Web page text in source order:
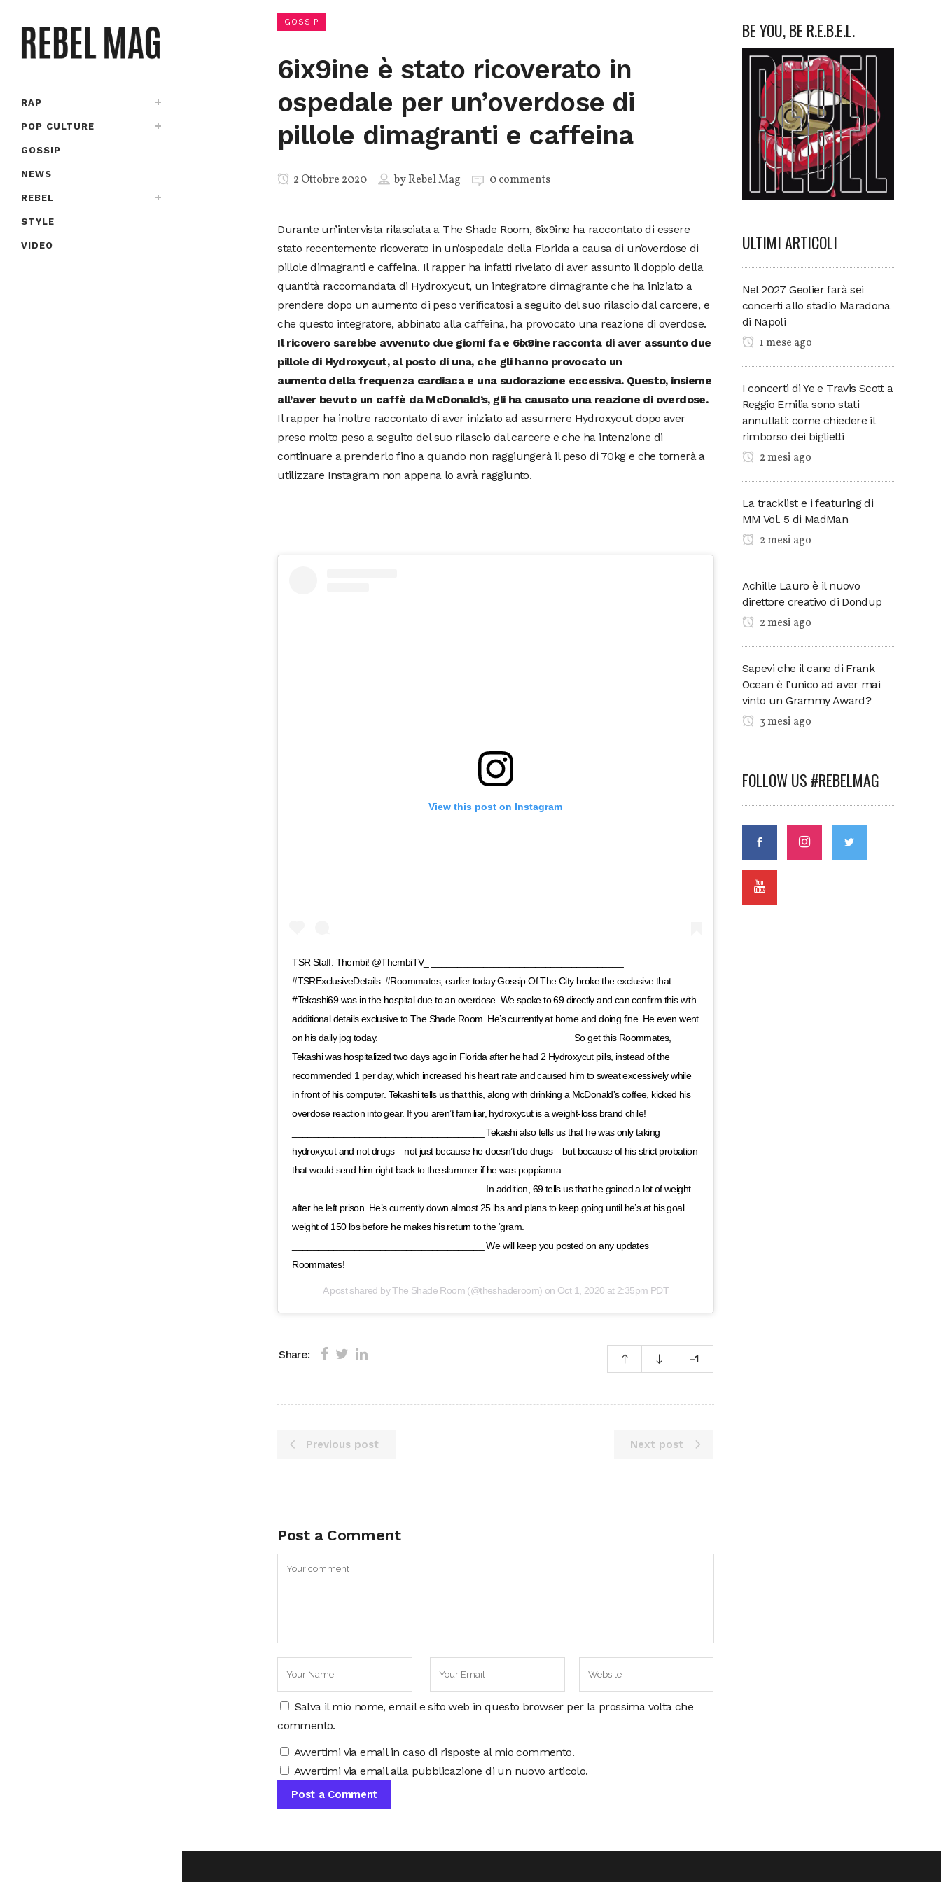
RAP
POP CULTURE
GOSSIP
NEWS
REBEL
STYLE
VIDEO
GOSSIP
6ix9ine è stato ricoverato in
ospedale per un’overdose di
pillole dimagranti e caffeina
2 Ottobre 2020 byRebel Mag 0 comments
Durante un’intervista rilasciata a The Shade Room, 6ix9ine ha raccontato di essere
stato recentemente ricoverato in un’ospedale della Florida a causa di un’overdose di
pillole dimagranti e caffeina. Il rapper ha infatti rivelato di aver assunto il doppio della
quantità raccomandata di Hydroxycut, un integratore dimagrante che ha iniziato a
prendere dopo un aumento di peso verificatosi a seguito del suo rilascio dal carcere, e
che questo integratore, abbinato alla caffeina, ha provocato una reazione di overdose.
Il ricovero sarebbe avvenuto due giorni fa e 6ix9ine racconta di aver assunto due
pillole di Hydroxycut, al posto di una, che gli hanno provocato un
aumento della frequenza cardiaca e una sudorazione eccessiva. Questo, insieme
all’aver bevuto un caffè da McDonald’s, gli ha causato una reazione di overdose.
Il rapper ha inoltre raccontato di aver iniziato ad assumere Hydroxycut dopo aver
preso molto peso a seguito del suo rilascio dal carcere e che ha intenzione di
continuare a prenderlo fino a quando non raggiungerà il peso di 70kg e che tornerà a
utilizzare Instagram non appena lo avrà raggiunto.
View this post on Instagram
TSR Staff: Thembi! @ThembiTV_ _____________________________________
#TSRExclusiveDetails: #Roommates, earlier today Gossip Of The City broke the exclusive that
#Tekashi69 was in the hospital due to an overdose. We spoke to 69 directly and can confirm this with
additional details exclusive to The Shade Room. He’s currently at home and doing fine. He even went
on his daily jog today. _____________________________________ So get this Roommates,
Tekashi was hospitalized two days ago in Florida after he had 2 Hydroxycut pills, instead of the
recommended 1 per day, which increased his heart rate and caused him to sweat excessively while
in front of his computer. Tekashi tells us that this, along with drinking a McDonald’s coffee, kicked his
overdose reaction into gear. If you aren’t familiar, hydroxycut is a weight-loss brand chile!
_____________________________________ Tekashi also tells us that he was only taking
hydroxycut and not drugs—not just because he doesn’t do drugs—but because of his strict probation
that would send him right back to the slammer if he was poppianna.
_____________________________________ In addition, 69 tells us that he gained a lot of weight
after he left prison. He’s currently down almost 25 lbs and plans to keep going until he’s at his goal
weight of 150 lbs before he makes his return to the ‘gram.
_____________________________________ We will keep you posted on any updates
Roommates!
A post shared byThe Shade Room (@theshaderoom) on Oct 1, 2020 at 2:35pm PDT
Share: -1
Previous post Next post
Post a Comment
Salva il mio nome, email e sito web in questo browser per la prossima volta che
commento.
Avvertimi via email in caso di risposte al mio commento.
Avvertimi via email alla pubblicazione di un nuovo articolo.
BE YOU, BE R.E.B.E.L.
ULTIMI ARTICOLI
Nel 2027 Geolier farà sei
concerti allo stadio Maradona
di Napoli
1 mese ago
I concerti di Ye e Travis Scott a
Reggio Emilia sono stati
annullati: come chiedere il
rimborso dei biglietti
2 mesi ago
La tracklist e i featuring di
MM Vol. 5 di MadMan
2 mesi ago
Achille Lauro è il nuovo
direttore creativo di Dondup
2 mesi ago
Sapevi che il cane di Frank
Ocean è l’unico ad aver mai
vinto un Grammy Award?
3 mesi ago
FOLLOW US #REBELMAG